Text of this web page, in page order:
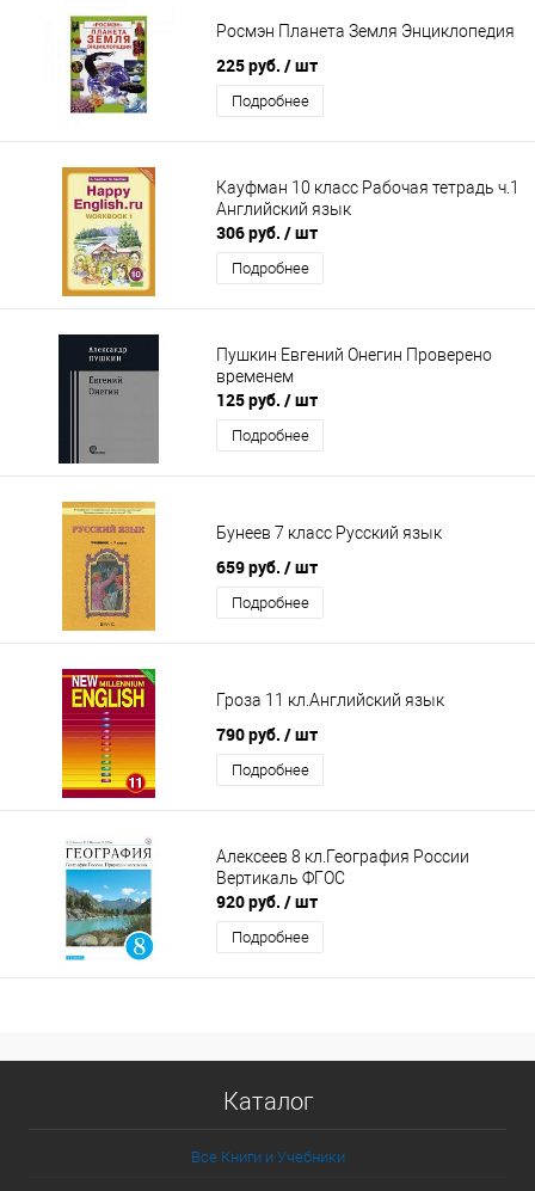
Росмэн Планета Земля Энциклопедия
225 руб. / шт
Подробнее
Кауфман 10 класс Рабочая тетрадь ч.1
Английский язык
306 руб. / шт
Подробнее
Пушкин Евгений Онегин Проверено
временем
125 руб. / шт
Подробнее
Бунеев 7 класс Русский язык
659 руб. / шт
Подробнее
Гроза 11 кл.Английский язык
790 руб. / шт
Подробнее
Алексеев 8 кл.География России
Вертикаль ФГОС
920 руб. / шт
Подробнее
Каталог
Все Книги и Учебники